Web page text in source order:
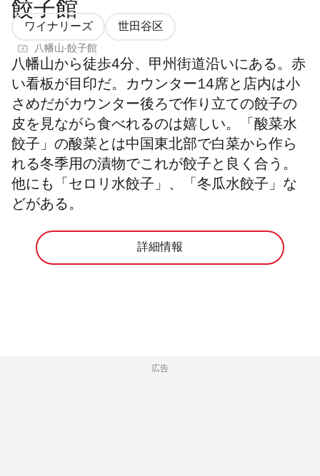
餃子館
ワイナリーズ 世田谷区
八幡山-餃子館
八幡山から徒歩4分、甲州街道沿いにある。赤
い看板が目印だ。カウンター14席と店内は小
さめだがカウンター後ろで作り立ての餃子の
皮を見ながら食べれるのは嬉しい。「酸菜水
餃子」の酸菜とは中国東北部で白菜から作ら
れる冬季用の漬物でこれが餃子と良く合う。
他にも「セロリ水餃子」、「冬瓜水餃子」な
どがある。
詳細情報
広告